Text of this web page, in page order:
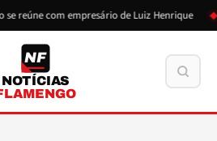
com empresário de Luiz Henrique
NF
NOTÍCIAS